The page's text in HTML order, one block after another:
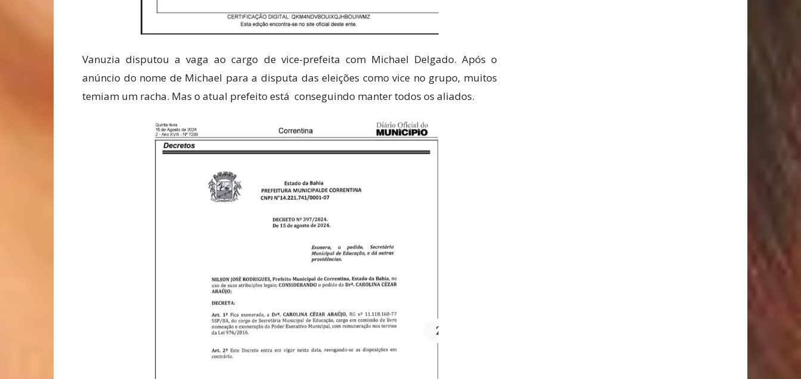
Vanuzia disputou a vaga ao cargo de vice-prefeita com Michael Delgado. Após o
anúncio do nome de Michael para a disputa das eleições como vice no grupo, muitos
temiam um racha. Mas o atual prefeito está conseguindo manter todos os aliados.